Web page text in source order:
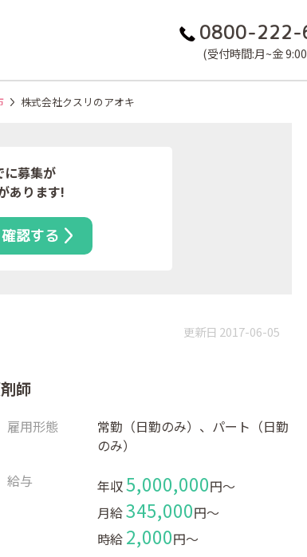
0800-222-
(受付時間:月~金
株式会社クスリのアオキ
に募集が
あります!
認する
更新日 2017-06-05
師
雇用形態
常勤（日勤のみ）、パート（日勤
のみ）
給与
年収5,000,000円〜
月給345,000円〜
時給 2,000円〜